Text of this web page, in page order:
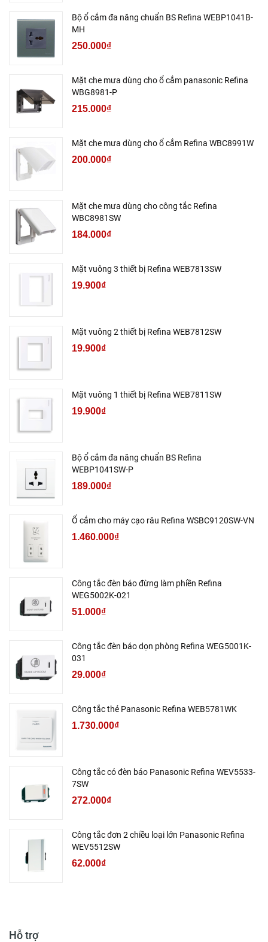
Bộ ổ cắm đa năng chuẩn BS Refina WEBP1041B-
MH
250.000₫
Mặt che mưa dùng cho ổ cắm panasonic Refina
WBG8981-P
215.000₫
Mặt che mưa dùng cho ổ cắm Refina WBC8991W
200.000₫
Mặt che mưa dùng cho công tắc Refina
WBC8981SW
184.000₫
Mặt vuông 3 thiết bị Refina WEB7813SW
19.900₫
Mặt vuông 2 thiết bị Refina WEB7812SW
19.900₫
Mặt vuông 1 thiết bị Refina WEB7811SW
19.900₫
Bộ ổ cắm đa năng chuẩn BS Refina
WEBP1041SW-P
189.000₫
Ổ cắm cho máy cạo râu Refina WSBC9120SW-VN
1.460.000₫
Công tắc đèn báo đừng làm phiền Refina
WEG5002K-021
51.000₫
Công tắc đèn báo dọn phòng Refina WEG5001K-
031
29.000₫
Công tắc thẻ Panasonic Refina WEB5781WK
1.730.000₫
Công tắc có đèn báo Panasonic Refina WEV5533-
7SW
272.000₫
Công tắc đơn 2 chiều loại lớn Panasonic Refina
WEV5512SW
62.000₫
Hỗ trợ